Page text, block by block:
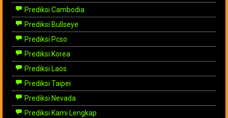
Prediksi Cambodia
Prediksi Bullseye
Prediksi Pcso
Prediksi Korea
Prediksi Laos
Prediksi Taipei
Prediksi Nevada
Prediksi Kami Lengkap